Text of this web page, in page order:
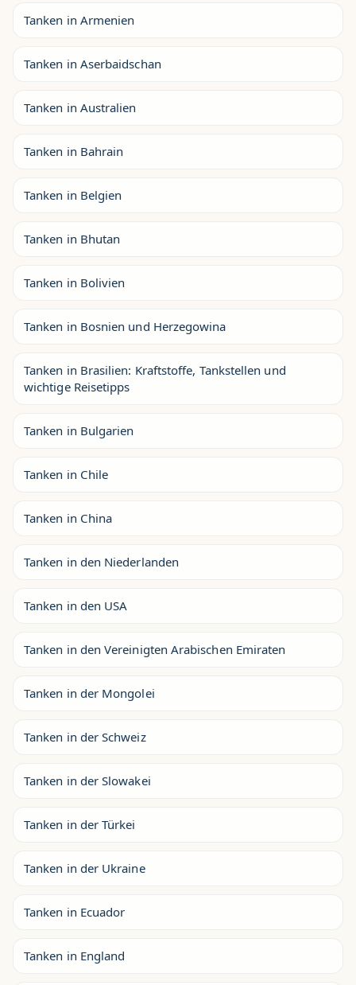
Tanken in Armenien
Tanken in Aserbaidschan
Tanken in Australien
Tanken in Bahrain
Tanken in Belgien
Tanken in Bhutan
Tanken in Bolivien
Tanken in Bosnien und Herzegowina
Tanken in Brasilien: Kraftstoffe, Tankstellen und
wichtige Reisetipps
Tanken in Bulgarien
Tanken in Chile
Tanken in China
Tanken in den Niederlanden
Tanken in den USA
Tanken in den Vereinigten Arabischen Emiraten
Tanken in der Mongolei
Tanken in der Schweiz
Tanken in der Slowakei
Tanken in der Türkei
Tanken in der Ukraine
Tanken in Ecuador
Tanken in England